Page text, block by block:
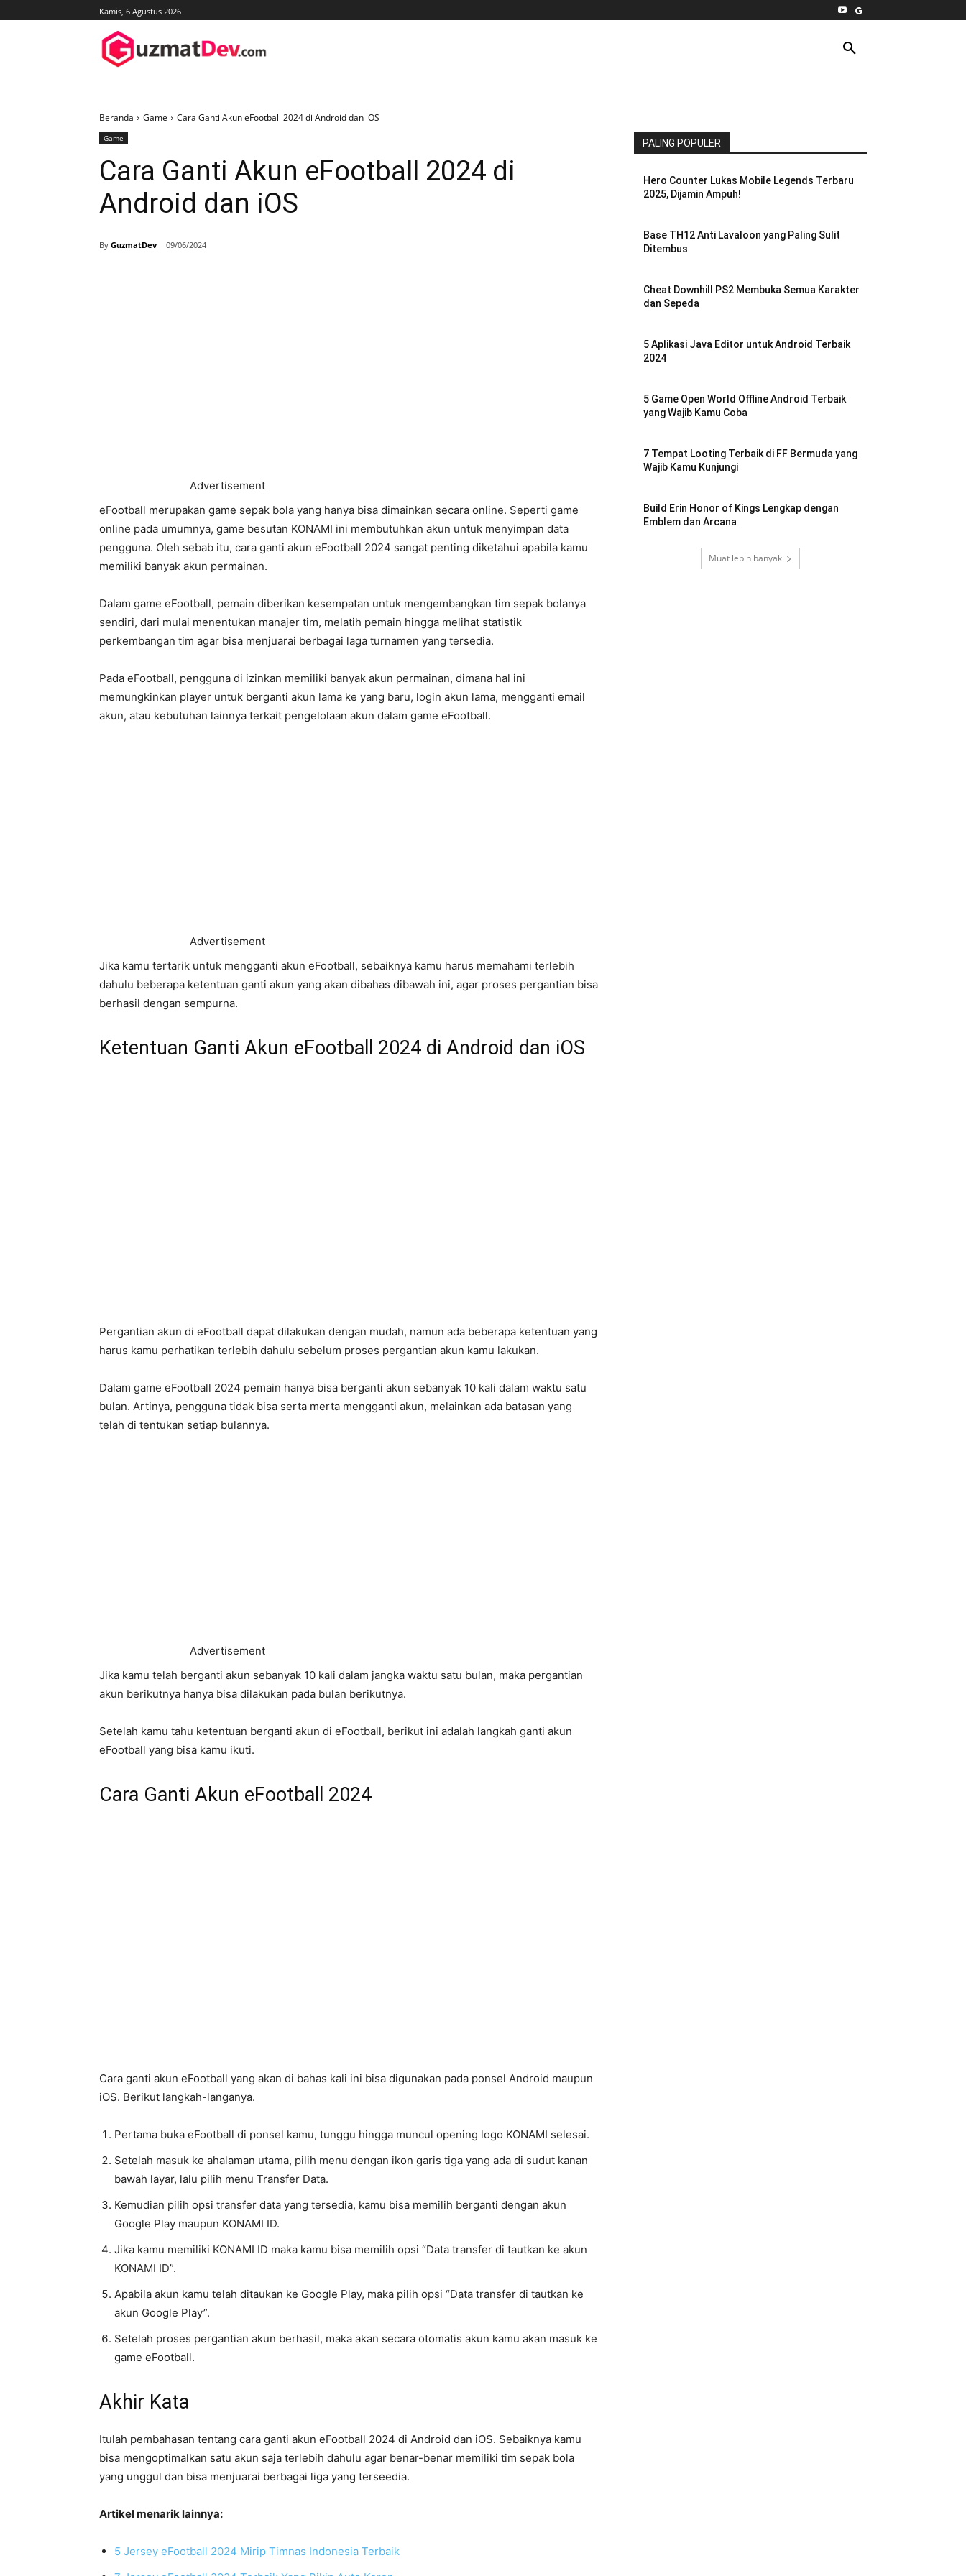
Kamis, 6 Agustus 2026
Beranda Game Cara Ganti Akun eFootball 2024 di Android dan iOS
Game
Cara Ganti Akun eFootball 2024 di
Android dan iOS
By GuzmatDev 09/06/2024
Advertisement
eFootball merupakan game sepak bola yang hanya bisa dimainkan secara online. Seperti game
online pada umumnya, game besutan KONAMI ini membutuhkan akun untuk menyimpan data
pengguna. Oleh sebab itu, cara ganti akun eFootball 2024 sangat penting diketahui apabila kamu
memiliki banyak akun permainan.
Dalam game eFootball, pemain diberikan kesempatan untuk mengembangkan tim sepak bolanya
sendiri, dari mulai menentukan manajer tim, melatih pemain hingga melihat statistik
perkembangan tim agar bisa menjuarai berbagai laga turnamen yang tersedia.
Pada eFootball, pengguna di izinkan memiliki banyak akun permainan, dimana hal ini
memungkinkan player untuk berganti akun lama ke yang baru, login akun lama, mengganti email
akun, atau kebutuhan lainnya terkait pengelolaan akun dalam game eFootball.
Advertisement
Jika kamu tertarik untuk mengganti akun eFootball, sebaiknya kamu harus memahami terlebih
dahulu beberapa ketentuan ganti akun yang akan dibahas dibawah ini, agar proses pergantian bisa
berhasil dengan sempurna.
Ketentuan Ganti Akun eFootball 2024 di Android dan iOS
Pergantian akun di eFootball dapat dilakukan dengan mudah, namun ada beberapa ketentuan yang
harus kamu perhatikan terlebih dahulu sebelum proses pergantian akun kamu lakukan.
Dalam game eFootball 2024 pemain hanya bisa berganti akun sebanyak 10 kali dalam waktu satu
bulan. Artinya, pengguna tidak bisa serta merta mengganti akun, melainkan ada batasan yang
telah di tentukan setiap bulannya.
Advertisement
Jika kamu telah berganti akun sebanyak 10 kali dalam jangka waktu satu bulan, maka pergantian
akun berikutnya hanya bisa dilakukan pada bulan berikutnya.
Setelah kamu tahu ketentuan berganti akun di eFootball, berikut ini adalah langkah ganti akun
eFootball yang bisa kamu ikuti.
Cara Ganti Akun eFootball 2024
Cara ganti akun eFootball yang akan di bahas kali ini bisa digunakan pada ponsel Android maupun
iOS. Berikut langkah-langanya.
Pertama buka eFootball di ponsel kamu, tunggu hingga muncul opening logo KONAMI selesai.
Setelah masuk ke ahalaman utama, pilih menu dengan ikon garis tiga yang ada di sudut kanan
bawah layar, lalu pilih menu Transfer Data.
Kemudian pilih opsi transfer data yang tersedia, kamu bisa memilih berganti dengan akun
Google Play maupun KONAMI ID.
Jika kamu memiliki KONAMI ID maka kamu bisa memilih opsi “Data transfer di tautkan ke akun
KONAMI ID”.
Apabila akun kamu telah ditaukan ke Google Play, maka pilih opsi “Data transfer di tautkan ke
akun Google Play”.
Setelah proses pergantian akun berhasil, maka akan secara otomatis akun kamu akan masuk ke
game eFootball.
Akhir Kata
Itulah pembahasan tentang cara ganti akun eFootball 2024 di Android dan iOS. Sebaiknya kamu
bisa mengoptimalkan satu akun saja terlebih dahulu agar benar-benar memiliki tim sepak bola
yang unggul dan bisa menjuarai berbagai liga yang terseedia.
Artikel menarik lainnya:
5 Jersey eFootball 2024 Mirip Timnas Indonesia Terbaik
PALING POPULER
Hero Counter Lukas Mobile Legends Terbaru
2025, Dijamin Ampuh!
Base TH12 Anti Lavaloon yang Paling Sulit
Ditembus
Cheat Downhill PS2 Membuka Semua Karakter
dan Sepeda
5 Aplikasi Java Editor untuk Android Terbaik
2024
5 Game Open World Offline Android Terbaik
yang Wajib Kamu Coba
7 Tempat Looting Terbaik di FF Bermuda yang
Wajib Kamu Kunjungi
Build Erin Honor of Kings Lengkap dengan
Emblem dan Arcana
Muat lebih banyak